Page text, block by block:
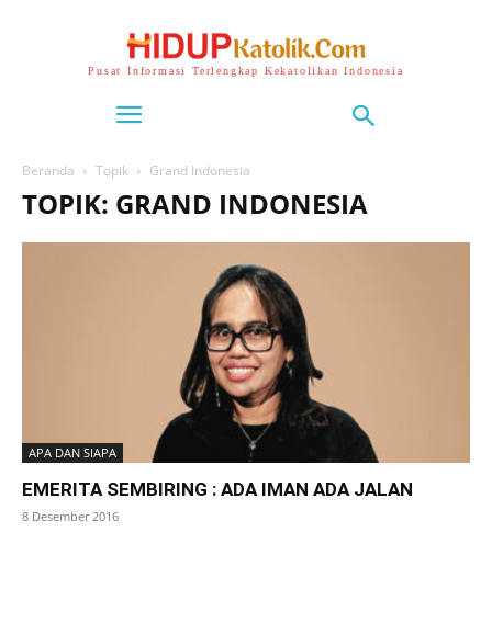
Pusat Informasi Terlengkap Kekatolikan Indonesia
Beranda Topik Grand Indonesia
TOPIK: GRAND INDONESIA
APA DAN SIAPA
EMERITA SEMBIRING : ADA IMAN ADA JALAN
8 Desember 2016